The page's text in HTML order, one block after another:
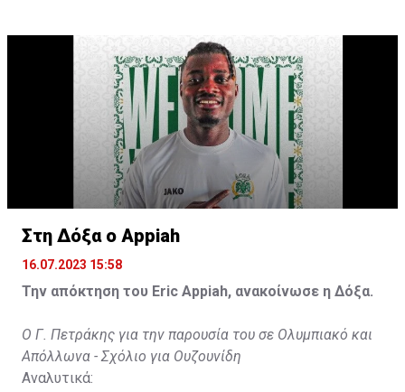
31χρονος άσος.
Στη Δόξα ο Appiah
16.07.2023 15:58
Την απόκτηση του Eric Appiah, ανακοίνωσε η Δόξα.
Ο Γ. Πετράκης για την παρουσία του σε Ολυμπιακό και
Απόλλωνα - Σχόλιο για Ουζουνίδη
Αναλυτικά: